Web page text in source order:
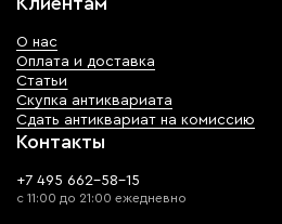
О нас
Оплата и доставка
Статьи
Скупка антиквариата
Сдать антиквариат на комиссию
Контакты
+7 495 662-58-15
с 11:00 до 21:00 ежедневно